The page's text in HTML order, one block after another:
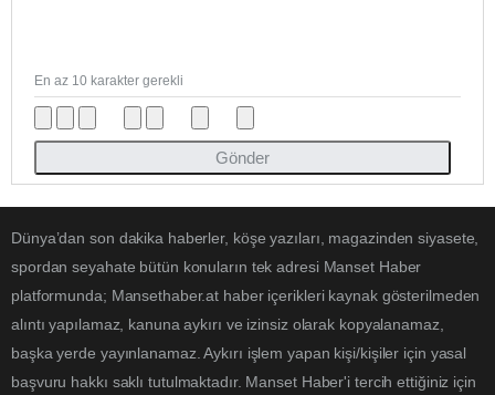
Gönder
En az 10 karakter gerekli
Dünya’dan son dakika haberler, köşe yazıları, magazinden siyasete,
spordan seyahate bütün konuların tek adresi Manset Haber
platformunda; Mansethaber.at haber içerikleri kaynak gösterilmeden
alıntı yapılamaz, kanuna aykırı ve izinsiz olarak kopyalanamaz,
başka yerde yayınlanamaz. Aykırı işlem yapan kişi/kişiler için yasal
başvuru hakkı saklı tutulmaktadır. Manset Haber'i tercih ettiğiniz için